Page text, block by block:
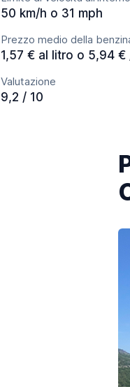
50 km/h o 31 mph
Prezzo medio della
1,57 € al litro o 5,94 €
Valutazione
9,2 / 10